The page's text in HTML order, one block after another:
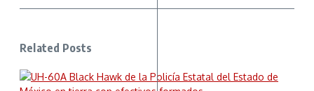
Related Posts